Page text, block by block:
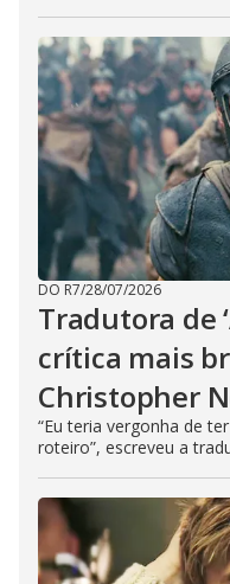
DO R7/28/07/2026
Tradutora de
crítica mais
Christopher
“Eu teria vergonha de
roteiro”, escreveu a